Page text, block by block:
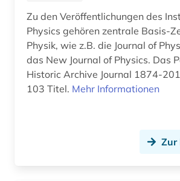
arzneimittelrezeptor (1)
arzneistoffe (1)
asien (5)
Zu den Veröffentlichungen des
Physics gehören zentrale Basis-
Physik, wie z.B. die Journal of
das New Journal of Physics. Das
Historic Archive Journal 1874-
103 Titel. Mehr Informationen
Zur